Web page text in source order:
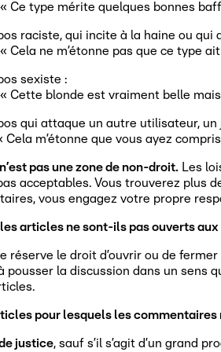
« Ce type mérite quelques bonnes
raciste, qui incite à la haine ou qui
« Cela ne m’étonne pas que ce type
sexiste :
« Cette blonde est vraiment belle
qui attaque un autre utilisateur,
Cela m’étonne que vous ayez
pas une zone de non-droit. Les
acceptables. Vous trouverez plus
vous engagez votre propre
articles ne sont-ils pas ouverts
réserve le droit d’ouvrir ou de
pousser la discussion dans un sens
pour lesquels les
justice, sauf s’il s’agit d’un grand